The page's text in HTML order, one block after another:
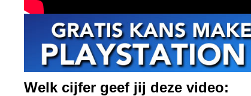
Welk cijfer geef jij deze video: